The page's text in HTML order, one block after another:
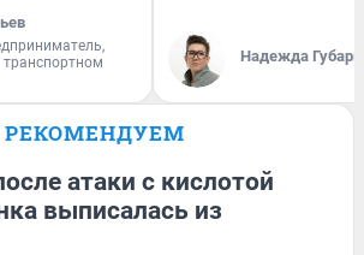
транспортном
Надежда Губарь
РЕКОМЕНДУЕМ
атаки с кислотой
выписалась из